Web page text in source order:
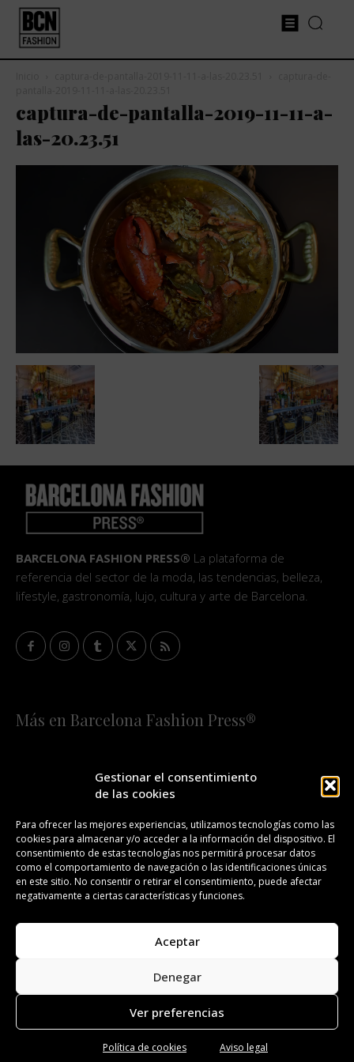
Gestionar el consentimiento
de las cookies
Para ofrecer las mejores experiencias, utilizamos tecnologías como las
cookies para almacenar y/o acceder a la información del dispositivo. El
consentimiento de estas tecnologías nos permitirá procesar datos
como el comportamiento de navegación o las identificaciones únicas
en este sitio. No consentir o retirar el consentimiento, puede afectar
negativamente a ciertas características y funciones.
Aceptar
Denegar
Ver preferencias
Política de cookies Aviso legal
captura-de-pantalla-2019-11-11-a-
las-20.23.51
BARCELONA FASHION PRESS® La plataforma de
referencia del sector de la moda, las tendencias, belleza,
lifestyle, gastronomía, lujo, cultura y arte de Barcelona.
Más en Barcelona Fashion Press®
¡SUSCRÍBETE A NUESTRA FASHION NEWS!
CONTACTO REDACCIÓN PUBLICIDAD
ISSN 2385-4839 DL B 27443-2014
Todos los derechos reservados. Copyright 2008-2024.
Barcelona Fashion Press®/™ es una marca registrada.
Política de privacidad Política de cookies